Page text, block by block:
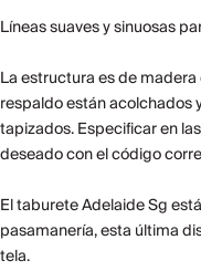
Líneas suaves y sinuosas
La estructura es de
respaldo están acolchados
tapizados. Especificar en
deseado con el código
El taburete Adelaide Sg
pasamanería, esta última
tela.